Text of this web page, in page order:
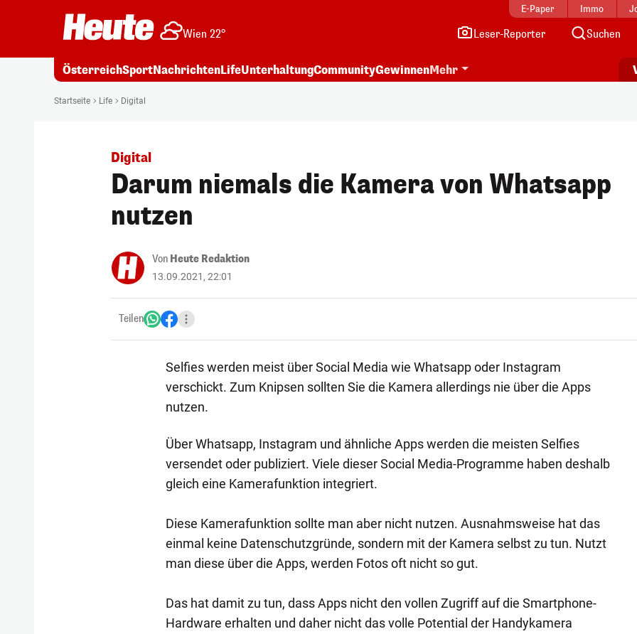
E-Paper Immo
Wien 22° Leser-Reporter Suchen
ÖsterreichSportNachrichtenLifeUnterhaltungCommunityGewinnenMehr
Startseite Life Digital
Digital
Darum niemals die Kamera von Whatsapp
nutzen
Von Heute Redaktion
13.09.2021, 22:01
Teilen
Selfies werden meist über Social Media wie Whatsapp oder Instagram
verschickt. Zum Knipsen sollten Sie die Kamera allerdings nie über die Apps
nutzen.
Über Whatsapp, Instagram und ähnliche Apps werden die meisten Selfies
versendet oder publiziert. Viele dieser Social Media-Programme haben deshalb
gleich eine Kamerafunktion integriert.
Diese Kamerafunktion sollte man aber nicht nutzen. Ausnahmsweise hat das
einmal keine Datenschutzgründe, sondern mit der Kamera selbst zu tun. Nutzt
man diese über die Apps, werden Fotos oft nicht so gut.
Das hat damit zu tun, dass Apps nicht den vollen Zugriff auf die Smartphone-
Hardware erhalten und daher nicht das volle Potential der Handykamera